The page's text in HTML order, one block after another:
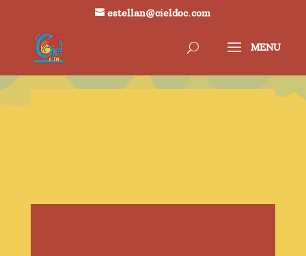
estellan@cieldoc.com